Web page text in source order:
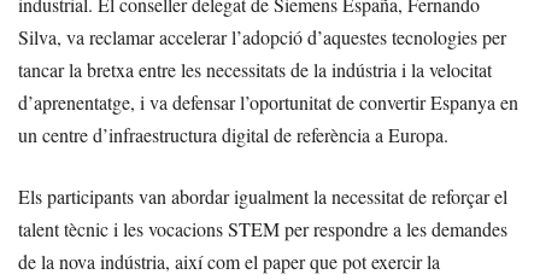
Silva, va reclamar accelerar l’adopció d’aquestes tecnologies per
tancar la bretxa entre les necessitats de la indústria i la velocitat
d’aprenentatge, i va defensar l’oportunitat de convertir Espanya en
un centre d’infraestructura digital de referència a Europa.
Els participants van abordar igualment la necessitat de reforçar el
talent tècnic i les vocacions STEM per respondre a les demandes
de la nova indústria, així com el paper que pot exercir la